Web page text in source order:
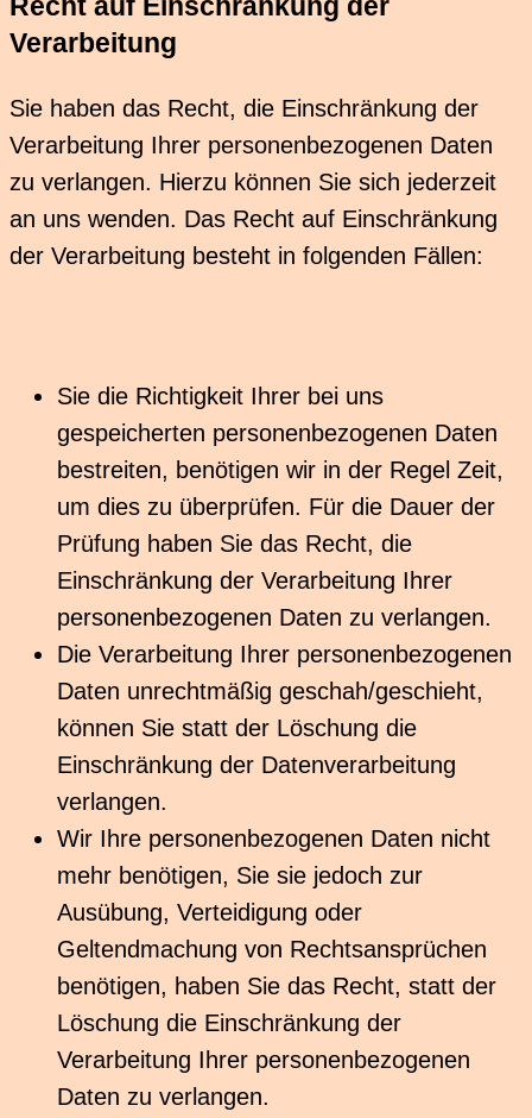
Recht auf Einschränkung der
Verarbeitung
Sie haben das Recht, die Einschränkung der
Verarbeitung Ihrer personenbezogenen Daten
zu verlangen. Hierzu können Sie sich jederzeit
an uns wenden. Das Recht auf Einschränkung
der Verarbeitung besteht in folgenden Fällen:
Sie die Richtigkeit Ihrer bei uns
gespeicherten personenbezogenen Daten
bestreiten, benötigen wir in der Regel Zeit,
um dies zu überprüfen. Für die Dauer der
Prüfung haben Sie das Recht, die
Einschränkung der Verarbeitung Ihrer
personenbezogenen Daten zu verlangen.
Die Verarbeitung Ihrer personenbezogenen
Daten unrechtmäßig geschah/geschieht,
können Sie statt der Löschung die
Einschränkung der Datenverarbeitung
verlangen.
Wir Ihre personenbezogenen Daten nicht
mehr benötigen, Sie sie jedoch zur
Ausübung, Verteidigung oder
Geltendmachung von Rechtsansprüchen
benötigen, haben Sie das Recht, statt der
Löschung die Einschränkung der
Verarbeitung Ihrer personenbezogenen
Daten zu verlangen.